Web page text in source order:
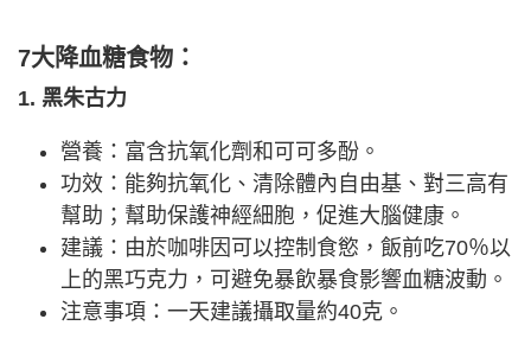
7大降血糖食物：
1. 黑朱古力
營養：富含抗氧化劑和可可多酚。
功效：能夠抗氧化、清除體內自由基、對三高有
幫助；幫助保護神經細胞，促進大腦健康。
建議：由於咖啡因可以控制食慾，飯前吃70％以
上的黑巧克力，可避免暴飲暴食影響血糖波動。
注意事項：一天建議攝取量約40克。